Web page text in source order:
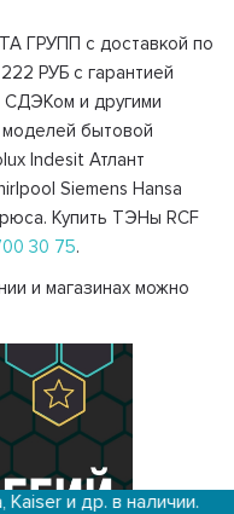
ГРУПП с доставкой по
РУБ с гарантией
СДЭКом и другими
моделей бытовой
Indesit Атлант
Siemens Hansa
Купить ТЭНы RCF
30 75.
и магазинах можно
наличии.